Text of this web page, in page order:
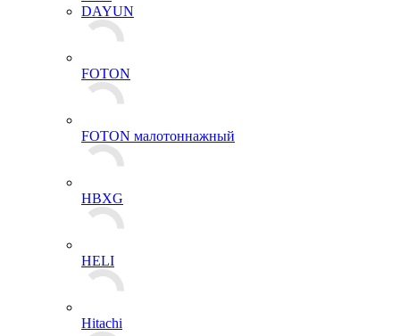
DAYUN
FOTON
FOTON малотоннажный
HBXG
HELI
Hitachi